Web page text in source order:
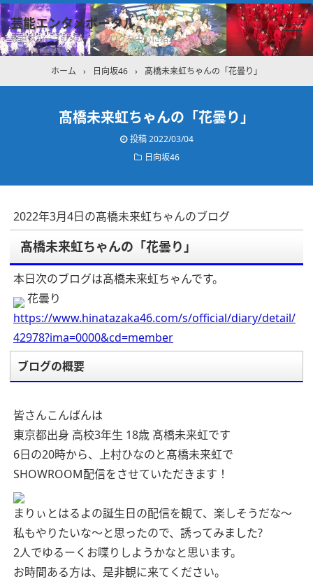
芸能エンタメポータル
坂道グループのメンバーブログを中心に紹介しています
ホーム › 日向坂46 › 髙橋未来虹ちゃんの「花曇り」
髙橋未来虹ちゃんの「花曇り」
投稿2022/03/04
日向坂46
2022年3月4日の髙橋未来虹ちゃんのブログ
髙橋未来虹ちゃんの「花曇り」
本日次のブログは髙橋未来虹ちゃんです。
花曇り
https://www.hinatazaka46.com/s/official/diary/detail/
42978?ima=0000&cd=member
ブログの概要
皆さんこんばんは
東京都出身 高校3年生 18歳 髙橋未来虹です
6日の20時から、上村ひなのと髙橋未来虹で
SHOWROOM配信をさせていただきます！
まりぃとはるよの誕生日の配信を観て、楽しそうだな〜
私もやりたいな〜と思ったので、誘ってみました?
2人でゆるーくお喋りしようかなと思います。
お時間ある方は、是非観に来てください。